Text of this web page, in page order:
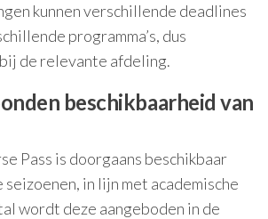
kunnen verschillende deadlines
programma’s, dus
de relevante afdeling.
beschikbaarheid van
Pass is doorgaans beschikbaar
in lijn met academische
wordt deze aangeboden in de